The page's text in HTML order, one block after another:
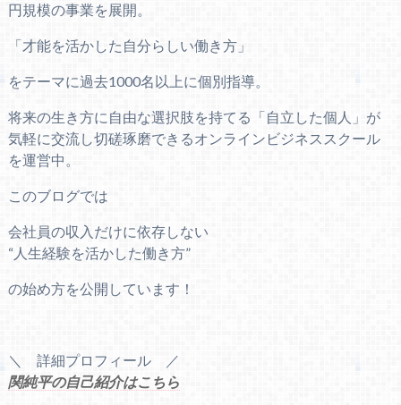
円規模の事業を展開。
「才能を活かした自分らしい働き方」
をテーマに過去1000名以上に個別指導。
将来の生き方に自由な選択肢を持てる「自立した個人」が
気軽に交流し切磋琢磨できるオンラインビジネススクール
を運営中。
このブログでは
会社員の収入だけに依存しない
“人生経験を活かした働き方”
の始め方を公開しています！
＼ 詳細プロフィール ／
関純平の自己紹介はこちら